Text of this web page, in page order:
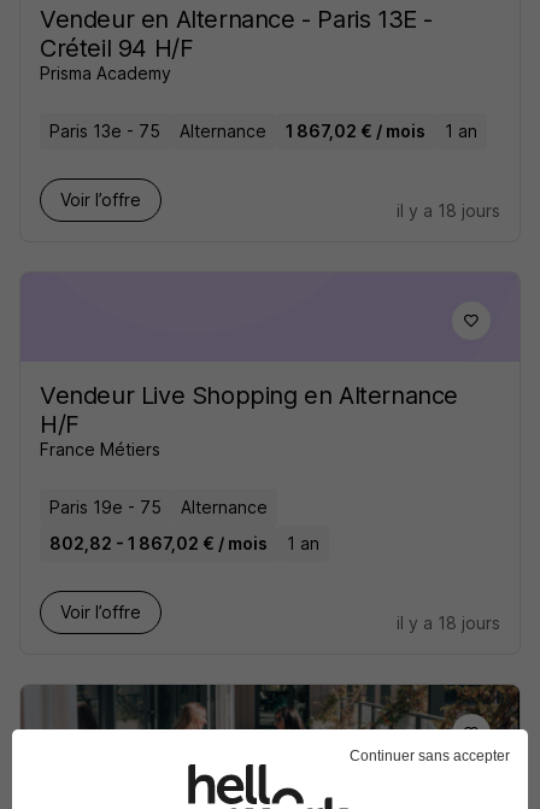
Vendeur en Alternance - Paris 13E -
Créteil 94 H/F
Prisma Academy
Paris 13e - 75 Alternance 1 867,02 € / mois 1 an
Voir l’offre
il y a 18 jours
Vendeur Live Shopping en Alternance
H/F
France Métiers
Paris 19e - 75
Alternance
802,82 - 1 867,02 € / mois
1 an
Voir l’offre
il y a 18 jours
Continuer sans accepter